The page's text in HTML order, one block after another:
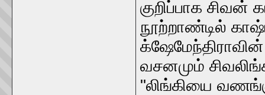
குறிப்பாக சிவன்
நூற்றாண்டில்
வசனமும்
"லிங்கியை